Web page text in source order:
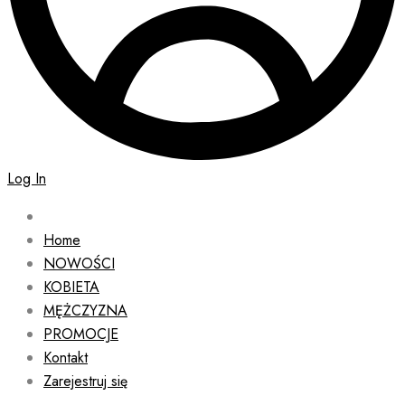
Log In
Home
NOWOŚCI
KOBIETA
MĘŻCZYZNA
PROMOCJE
Kontakt
Zarejestruj się